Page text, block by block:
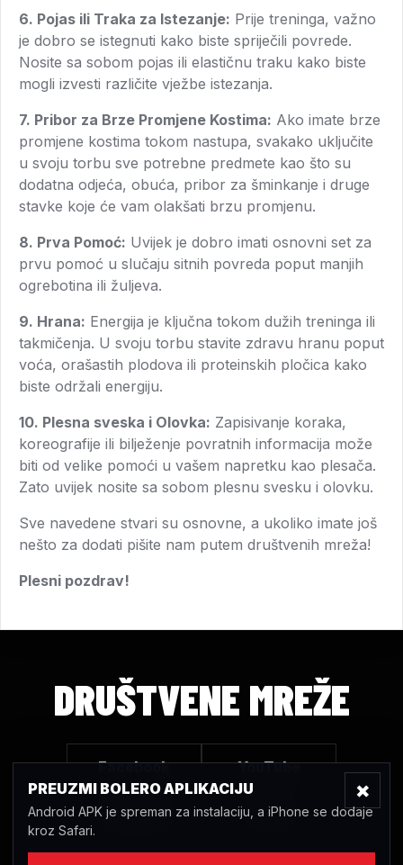
6. Pojas ili Traka za Istezanje: Prije treninga, važno
je dobro se istegnuti kako biste spriječili povrede.
Nosite sa sobom pojas ili elastičnu traku kako biste
mogli izvesti različite vježbe istezanja.
7. Pribor za Brze Promjene Kostima: Ako imate brze
promjene kostima tokom nastupa, svakako uključite
u svoju torbu sve potrebne predmete kao što su
dodatna odjeća, obuća, pribor za šminkanje i druge
stavke koje će vam olakšati brzu promjenu.
8. Prva Pomoć: Uvijek je dobro imati osnovni set za
prvu pomoć u slučaju sitnih povreda poput manjih
ogrebotina ili žuljeva.
9. Hrana: Energija je ključna tokom dužih treninga ili
takmičenja. U svoju torbu stavite zdravu hranu poput
voća, orašastih plodova ili proteinskih pločica kako
biste održali energiju.
10. Plesna sveska i Olovka: Zapisivanje koraka,
koreografije ili bilježenje povratnih informacija može
biti od velike pomoći u vašem napretku kao plesača.
Zato uvijek nosite sa sobom plesnu svesku i olovku.
Sve navedene stvari su osnovne, a ukoliko imate još
nešto za dodati pišite nam putem društvenih mreža!
Plesni pozdrav!
DRUŠTVENE MREŽE
Facebook YouTube
Instagram TikTok
PREUZMI BOLERO APLIKACIJU
Android APK je spreman za instalaciju, a iPhone se dodaje
kroz Safari.
×